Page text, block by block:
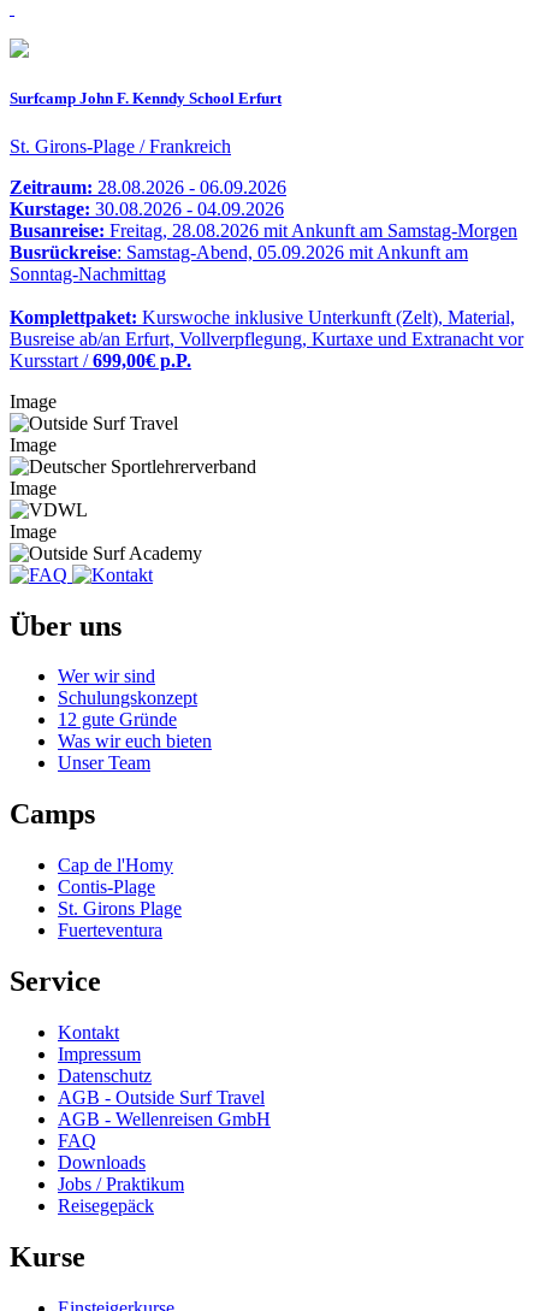
Surfcamp John F. Kenndy School Erfurt
St. Girons-Plage / Frankreich
Zeitraum: 28.08.2026 - 06.09.2026
Kurstage: 30.08.2026 - 04.09.2026
Busanreise: Freitag, 28.08.2026 mit Ankunft am Samstag-Morgen
Busrückreise: Samstag-Abend, 05.09.2026 mit Ankunft am
Sonntag-Nachmittag
Komplettpaket: Kurswoche inklusive Unterkunft (Zelt), Material,
Busreise ab/an Erfurt, Vollverpflegung, Kurtaxe und Extranacht vor
Kursstart /699,00€ p.P.
Image
Image
Image
Image
Über uns
Wer wir sind
Schulungskonzept
12 gute Gründe
Was wir euch bieten
Unser Team
Camps
Cap de l'Homy
Contis-Plage
St. Girons Plage
Fuerteventura
Service
Kontakt
Impressum
Datenschutz
AGB - Outside Surf Travel
AGB - Wellenreisen GmbH
FAQ
Downloads
Jobs / Praktikum
Reisegepäck
Kurse